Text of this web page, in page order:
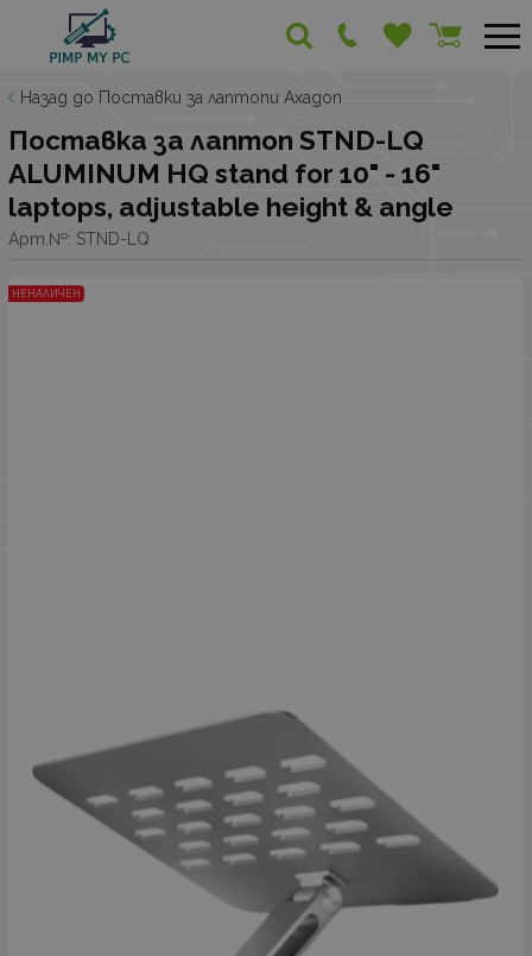
Назад до Поставки за лаптопи Axagon
Поставка за лаптоп STND-LQ
ALUMINUM HQ stand for 10" - 16"
laptops, adjustable height & angle
Арт.№: STND-LQ
НЕНАЛИЧЕН